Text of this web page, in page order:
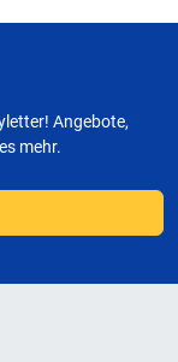
Angebote,
mehr.